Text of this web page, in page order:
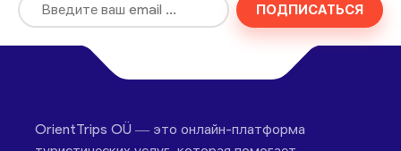
ПОДПИСАТЬСЯ
OrientTrips OÜ — это онлайн-платформа